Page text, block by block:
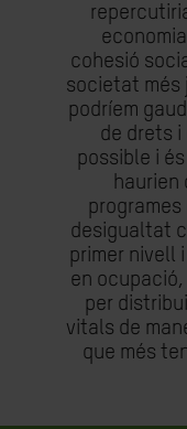
cohesió
societat més
podríem
de drets
possible i
haurien
desigualtat
primer nivell
en
per
vitals de
que més